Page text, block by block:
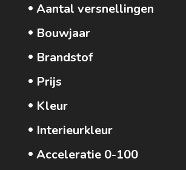
Aantal versnellingen
Bouwjaar
Brandstof
Prijs
Kleur
Interieurkleur
Acceleratie 0-100